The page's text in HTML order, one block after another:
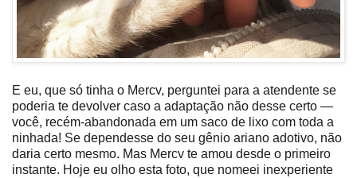
E eu, que só tinha o Mercv, perguntei para a atendente se
poderia te devolver caso a adaptação não desse certo —
você, recém-abandonada em um saco de lixo com toda a
ninhada! Se dependesse do seu gênio ariano adotivo, não
daria certo mesmo. Mas Mercv te amou desde o primeiro
instante. Hoje eu olho esta foto, que nomeei inexperiente